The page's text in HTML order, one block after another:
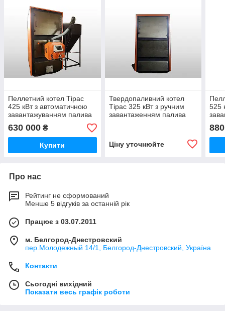
Пеллетний котел Тірас
425 кВт з автоматичною
завантажуванням палива
630 000 ₴
Купити
Твердопаливний котел
Тірас 325 кВт з ручним
завантаженням палива
Ціну уточнюйте
525
Про нас
Рейтинг не сформований
Менше 5 відгуків за останній рік
Працює з 03.07.2011
м. Белгород-Днестровский
пер.Молодежный 14/1, Белгород-Днестровский, Україна
Контакти
Сьогодні вихідний
Показати весь графік роботи